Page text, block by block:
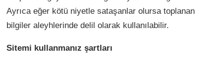
Ayrıca eğer kötü niyetle sataşanlar olursa toplanan
bilgiler aleyhlerinde delil olarak kullanılabilir.
Sitemi kullanmanız şartları